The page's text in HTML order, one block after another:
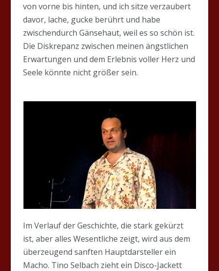
von vorne bis hinten, und ich sitze verzaubert
davor, lache, gucke berührt und habe
zwischendurch Gänsehaut, weil es so schön ist.
Die Diskrepanz zwischen meinen ängstlichen
Erwartungen und dem Erlebnis voller Herz und
Seele könnte nicht größer sein.
Im Verlauf der Geschichte, die stark gekürzt
ist, aber alles Wesentliche zeigt, wird aus dem
überzeugend sanften Hauptdarsteller ein
Macho. Tino Selbach zieht ein Disco-Jackett